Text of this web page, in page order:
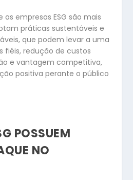
empresas ESG são mais
práticas sustentáveis e
que podem levar a uma
fiéis, redução de custos
e vantagem competitiva,
positiva perante o público
POSSUEM
NO